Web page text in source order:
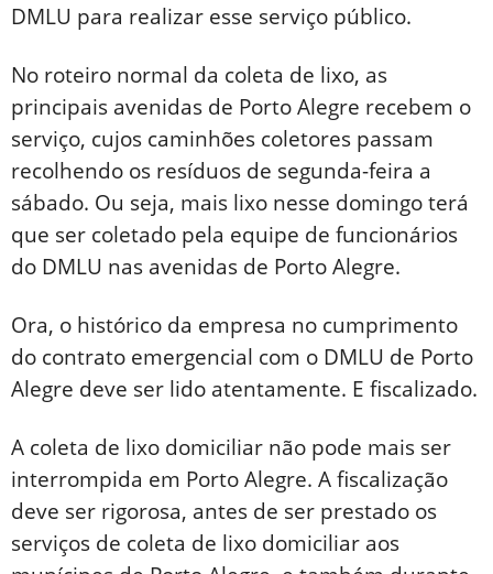
DMLU para realizar esse serviço público.
No roteiro normal da coleta de lixo, as
principais avenidas de Porto Alegre recebem o
serviço, cujos caminhões coletores passam
recolhendo os resíduos de segunda-feira a
sábado. Ou seja, mais lixo nesse domingo terá
que ser coletado pela equipe de funcionários
do DMLU nas avenidas de Porto Alegre.
Ora, o histórico da empresa no cumprimento
do contrato emergencial com o DMLU de Porto
Alegre deve ser lido atentamente. E fiscalizado.
A coleta de lixo domiciliar não pode mais ser
interrompida em Porto Alegre. A fiscalização
deve ser rigorosa, antes de ser prestado os
serviços de coleta de lixo domiciliar aos